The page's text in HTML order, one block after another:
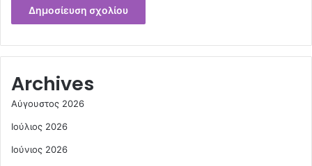
Archives
Αύγουστος 2026
Ιούλιος 2026
Ιούνιος 2026